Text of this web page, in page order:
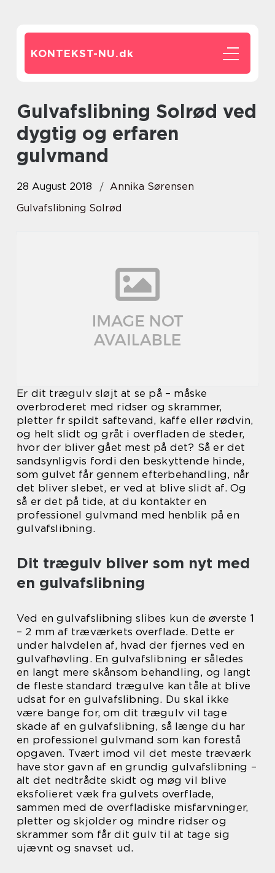
KONTEKST-NU.dk
Gulvafslibning Solrød ved
dygtig og erfaren
gulvmand
28 August 2018
Annika Sørensen
Gulvafslibning Solrød
Er dit trægulv sløjt at se på – måske
overbroderet med ridser og skrammer,
pletter fr spildt saftevand, kaffe eller rødvin,
og helt slidt og gråt i overfladen de steder,
hvor der bliver gået mest på det? Så er det
sandsynligvis fordi den beskyttende hinde,
som gulvet får gennem efterbehandling, når
det bliver slebet, er ved at blive slidt af. Og
så er det på tide, at du kontakter en
professionel gulvmand med henblik på en
gulvafslibning.
Dit trægulv bliver som nyt med
en gulvafslibning
Ved en gulvafslibning slibes kun de øverste 1
– 2 mm af træværkets overflade. Dette er
under halvdelen af, hvad der fjernes ved en
gulvafhøvling. En gulvafslibning er således
en langt mere skånsom behandling, og langt
de fleste standard trægulve kan tåle at blive
udsat for en gulvafslibning. Du skal ikke
være bange for, om dit trægulv vil tage
skade af en gulvafslibning, så længe du har
en professionel gulvmand som kan forestå
opgaven. Tvært imod vil det meste træværk
have stor gavn af en grundig gulvafslibning –
alt det nedtrådte skidt og møg vil blive
eksfolieret væk fra gulvets overflade,
sammen med de overfladiske misfarvninger,
pletter og skjolder og mindre ridser og
skrammer som får dit gulv til at tage sig
ujævnt og snavset ud.